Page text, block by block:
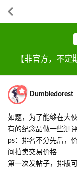
【非官方，不定
Dumbledorest
如题，为了能够在大
有的纪念品做一些测评
ps：排名不分先后，
间拍卖交易价格
第一次发帖子，排版